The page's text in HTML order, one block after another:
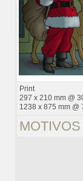
Print
297 x 210 mm @
1238 x 875 mm @